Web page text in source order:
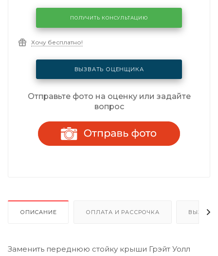
ПОЛУЧИТЬ КОНСУЛЬТАЦИЮ
Хочу бесплатно!
ВЫЗВАТЬ ОЦЕНЩИКА
Отправьте фото на оценку или задайте
вопрос
ОПИСАНИЕ ОПЛАТА И РАССРОЧКА ВЫЗОВ
Заменить переднюю стойку крыши Грэйт Уолл